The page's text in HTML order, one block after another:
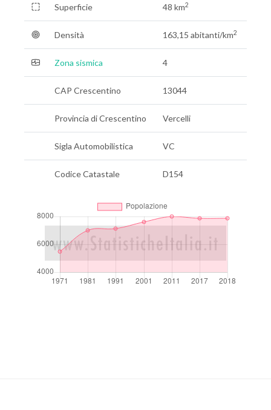
Superficie 48 km2
Densità 163,15 abitanti/km2
Zona sismica 4
CAP Crescentino 13044
Provincia di Crescentino Vercelli
Sigla Automobilistica VC
Codice Catastale D154